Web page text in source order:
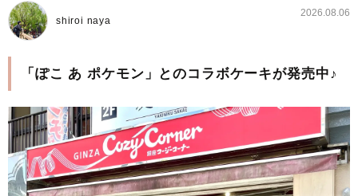
shiroi naya
2026.08.06
「ぽこ あ ポケモン」とのコラボケーキが発売中♪